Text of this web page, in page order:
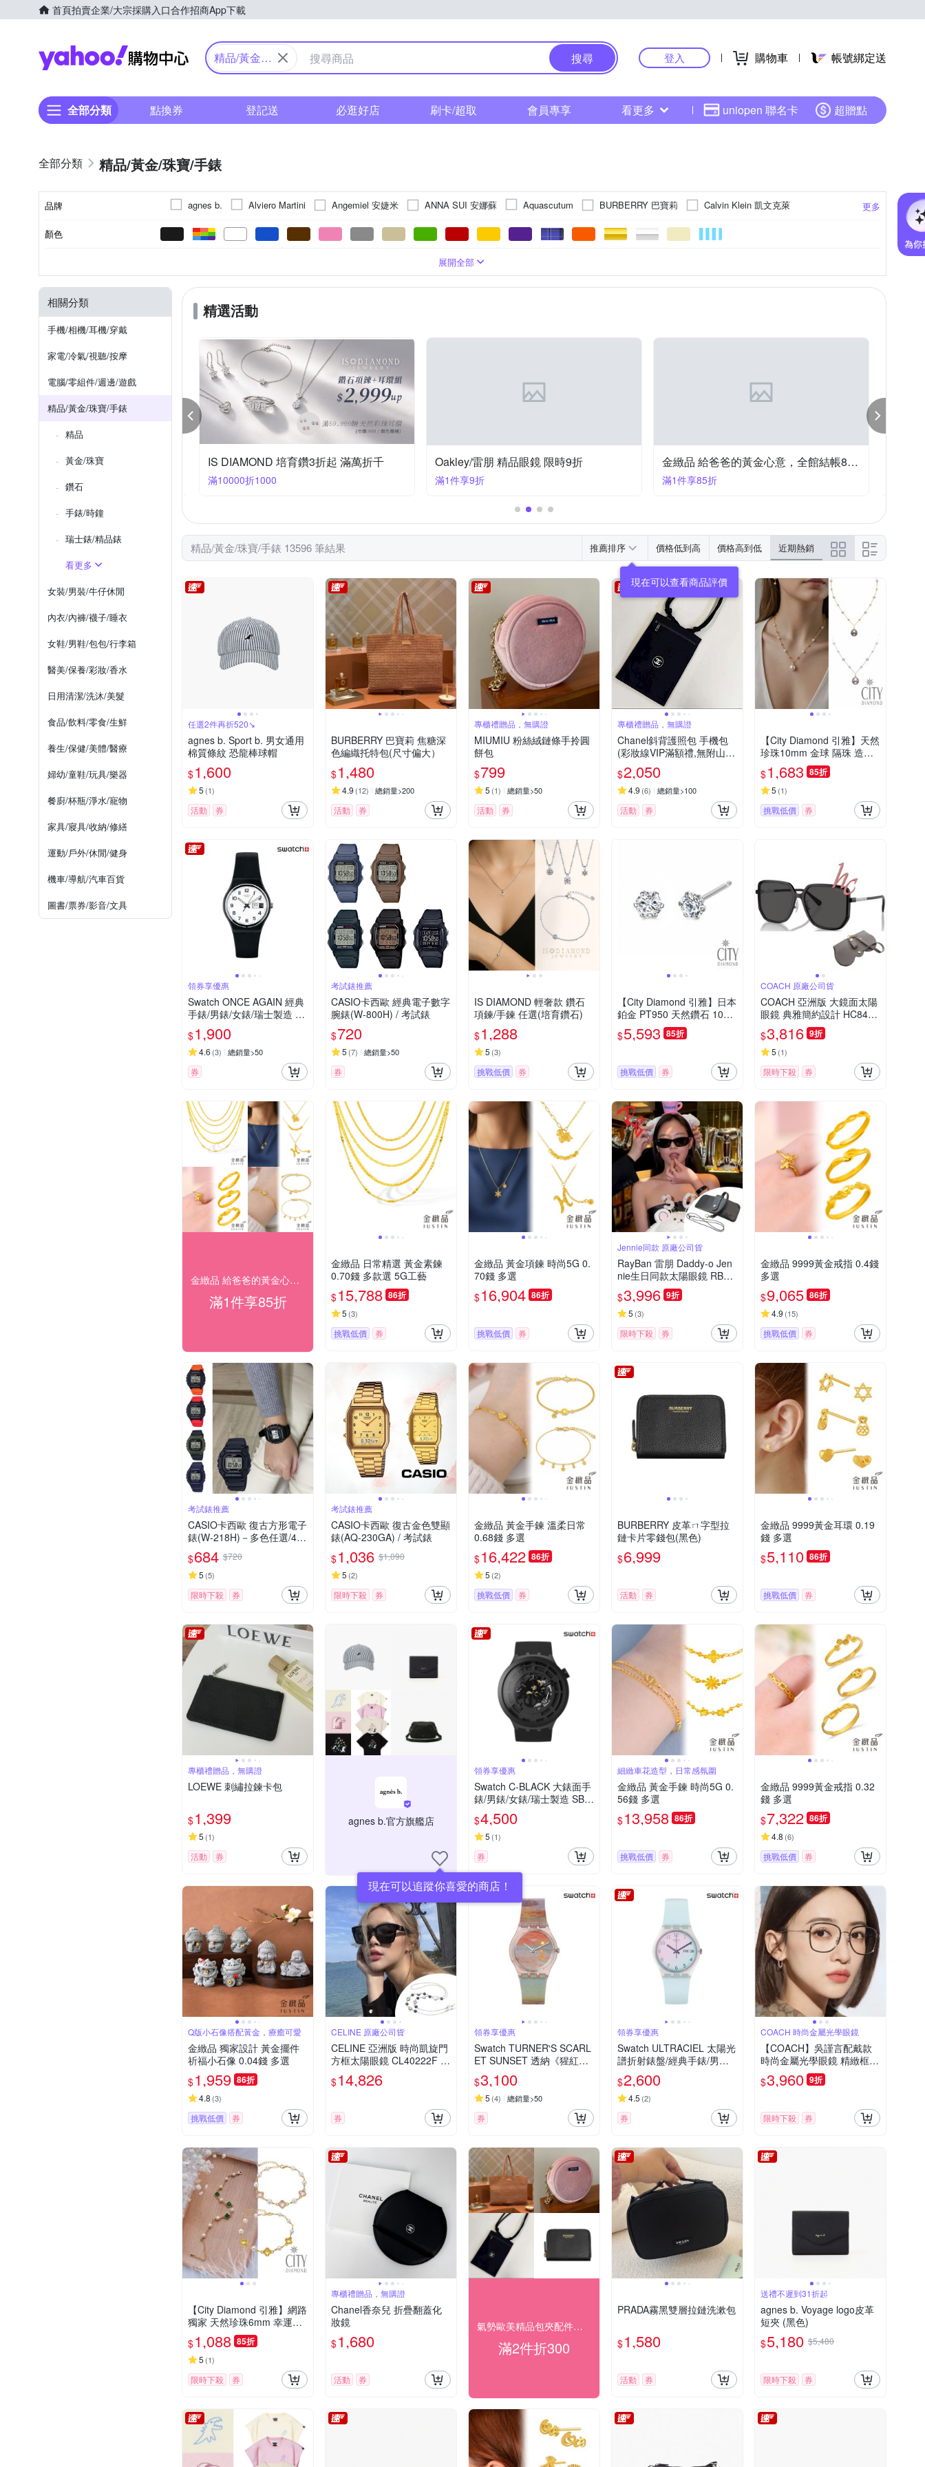
首頁拍賣企業/大宗採購入口合作招商App下載
Yahoo購物中心
精品/黃金/
搜尋 登入 購物車 帳號綁定送
全部分類 點換券 登記送 必逛好店 刷卡/超取 會員專享 看更多 uniopen 聯名卡 超贈點
精品/黃金/珠寶/手錶
品牌 更多
agnes b. Alviero Martini Angemiel 安婕米 ANNA SUI 安娜蘇 Aquascutum BURBERRY 巴寶莉
Calvin Klein 凱文克萊
CASIO 卡西歐
CROSS CAMPO MARZIO Caramelo 彩糖 CELINE CF Diamond CITIZEN 星辰
Georg Jensen 喬治傑生
Golicc 古里雅 Hush Puppies Hawk 浩客 IS DIAMOND J’code 真愛密碼
Just Diamond
Ms caramelo 焦糖小姐
SWAROVSKI 施華洛世奇
SWATCH Saint Laurent Paris
Watchband
W.J Luxora ZOOM ZENDAR
顏色
肩背包
化妝包
戒指
銀色系咖啡色系
水晶
串珠/吊飾藍寶石水晶鏡面
展開全部
相關分類
手機/相機/耳機/穿戴
家電/冷氣/視聽/按摩
電腦/零組件/週邊/遊戲
精品/黃金/珠寶/手錶
精品
黃金/珠寶
鑽石
手錶/時鐘
瑞士錶/精品錶
看更多
女裝/男裝/牛仔休閒
內衣/內褲/襪子/睡衣
女鞋/男鞋/包包/行李箱
醫美/保養/彩妝/香水
日用清潔/洗沐/美髮
食品/飲料/零食/生鮮
養生/保健/美體/醫療
婦幼/童鞋/玩具/樂器
餐廚/杯瓶/淨水/寵物
家具/寢具/收納/修繕
運動/戶外/休閒/健身
機車/導航/汽車百貨
圖書/票券/影音/文具
精選活動
精選珍珠85折 IS DIAMOND 培育鑽3折起 滿萬折千
滿10000折1000
Oakley/雷朋 精品眼鏡 限時9折
滿1件享9折
金緻品 給爸爸的黃金心意，全館結帳85折
滿1件享85折
精品/黃金/珠寶/手錶 13596 筆結果 推薦排序 價格低到高 價格高到低 近期熱銷
任選2件再折520↘
agnes b. Sport b. 男女通用
棉質條紋 恐龍棒球帽
$1,600
5 (1)
活動 券
BURBERRY 巴寶莉 焦糖深
色編織托特包(尺寸偏大）
$1,480
4.9 (12) 總銷量>200
活動 券
專櫃禮贈品，無購證
MIUMIU 粉絲絨鏈條手拎圓
餅包
$799
5 (1) 總銷量>50
活動 券
專櫃禮贈品，無購證
Chanel斜背護照包 手機包
(彩妝線VIP滿額禮,無附山茶
花吊飾）
$2,050
4.9 (6) 總銷量>100
活動 券
【City Diamond 引雅】天然
珍珠10mm 金球 隔珠 造型
項鍊 -多款任選(珠潤月詠系
列)
$1,683 85折
5 (1)
挑戰低價 券
領券享優惠
Swatch ONCE AGAIN 經典
手錶/男錶/女錶/瑞士製造 G
B743-S26 (34mm)
$1,900
4.6 (3) 總銷量>50
券
考試錶推薦
CASIO卡西歐 經典電子數字
腕錶(W-800H) / 考試錶
$720
5 (7) 總銷量>50
券
IS DIAMOND 輕奢款 鑽石
項鍊/手鍊 任選(培育鑽石)
$1,288
5 (3)
挑戰低價 券
【City Diamond 引雅】日本
鉑金 PT950 天然鑽石 10分
六爪 耳環 附日本證書(東京
Yuki系列)
$5,593 85折
挑戰低價 券
COACH 原廠公司貨
COACH 亞洲版 大鏡面太陽
眼鏡 典雅簡約設計 HC8401
D 500287 黑框抗UV深灰鏡
片 公司貨(加贈掛式眼鏡袋)
$3,816 9折
5 (1)
限時下殺 券
金緻品 給爸爸的黃金心意，全館結帳85折
滿1件享85折
金緻品 日常精選 黃金素鍊
0.70錢 多款選 5G工藝
$15,788 86折
5 (3)
挑戰低價 券
金緻品 黃金項鍊 時尚5G 0.
70錢 多選
$16,904 86折
挑戰低價 券
Jennie同款 原廠公司貨
RayBan 雷朋 Daddy-o Jen
nie生日同款太陽眼鏡 RB20
16 601/31 黑框墨綠鏡片 公
司貨(贈RAYBAN眼鏡掛袋)
$3,996 9折
5 (3)
限時下殺 券
金緻品 9999黃金戒指 0.4錢
多選
$9,065 86折
4.9 (15)
挑戰低價 券
考試錶推薦
CASIO卡西歐 復古方形電子
錶(W-218H)－多色任選/43.
2mm / 考試錶
$684 $720
5 (5)
限時下殺 券
考試錶推薦
CASIO卡西歐 復古金色雙顯
錶(AQ-230GA) / 考試錶
$1,036 $1,090
5 (2)
限時下殺 券
金緻品 黃金手鍊 溫柔日常
0.68錢 多選
$16,422 86折
5 (2)
挑戰低價 券
BURBERRY 皮革ㄇ字型拉
鏈卡片零錢包(黑色)
$6,999
活動 券
金緻品 9999黃金耳環 0.19
錢 多選
$5,110 86折
挑戰低價 券
專櫃禮贈品，無購證
LOEWE 刺繡拉鍊卡包
$1,399
5 (1)
活動 券
agnes b.官方旗艦店
現在可以追蹤你喜愛的商店！
領券享優惠
Swatch C-BLACK 大錶面手
錶/男錶/女錶/瑞士製造 SB0
3B100 (47mm)
$4,500
5 (1)
券
細緻車花造型，日常感氛圍
金緻品 黃金手鍊 時尚5G 0.
56錢 多選
$13,958 86折
挑戰低價 券
金緻品 9999黃金戒指 0.32
錢 多選
$7,322 86折
4.8 (6)
挑戰低價 券
Q版小石像搭配黃金，療癒可愛
金緻品 獨家設計 黃金擺件
祈福小石像 0.04錢 多選
$1,959 86折
4.8 (3)
挑戰低價 券
CELINE 原廠公司貨
CELINE 亞洲版 時尚凱旋門
方框太陽眼鏡 CL40222F 0
1A 黑框深灰鏡片 公司貨(贈
貝殼眼鏡鍊)
$14,826
券
領券享優惠
Swatch TURNER‵S SCARL
ET SUNSET 透納《猩紅日
落》/泰德美術館聯名 SO28
Z700 (34mm)
$3,100
5 (4) 總銷量>50
券
領券享優惠
Swatch ULTRACIEL 太陽光
譜折射錶盤/經典手錶/男錶/
女錶/瑞士製造 GE713 (34m
m)
$2,600
4.5 (2)
券
COACH 時尚金屬光學眼鏡
【COACH】吳謹言配戴款
時尚金屬光學眼鏡 精緻框面
雙色設計 HC5160D 9331
黑/金 公司貨
$3,960 9折
限時下殺 券
【City Diamond 引雅】網路
獨家 天然珍珠6mm 幸運草
造型 手鍊-多款任選(珠潤月
詠系列)
$1,088 85折
5 (1)
限時下殺 券
專櫃禮贈品，無購證
Chanel香奈兒 折疊翻蓋化
妝鏡
$1,680
活動 券
氣勢歐美精品包夾配件，39折起!
滿2件折300
PRADA霧黑雙層拉鏈洗漱包
$1,580
活動 券
送禮不遲到31折起
agnes b. Voyage logo皮革
短夾 (黑色)
$5,180 $5,480
限時下殺 券